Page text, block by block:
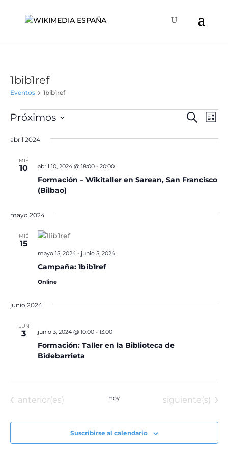
1bib1ref
Eventos 1bib1ref
Eventos
de
Buscar
de
Lista
Próximos
la
abril 2024
MIÉ
10
Formación – Wikitaller en Sarean, San Francisco
(Bilbao)
abril 10, 2024 @ 18:00- 20:00
mayo 2024
MIÉ
15
Campaña: 1bib1ref
mayo 15, 2024- junio 5, 2024
Online
junio 2024
LUN
3
Formación: Taller en la Biblioteca de
Bidebarrieta
junio 3, 2024 @ 10:00- 13:00
Eventos
anterior(es) Hoy Eventos
siguiente(s)
Suscribirse al calendario